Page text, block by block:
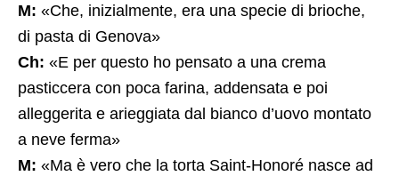
M: «Che, inizialmente, era una specie di brioche,
di pasta di Genova»
Ch: «E per questo ho pensato a una crema
pasticcera con poca farina, addensata e poi
alleggerita e arieggiata dal bianco d’uovo montato
a neve ferma»
M: «Ma è vero che la torta Saint-Honoré nasce ad